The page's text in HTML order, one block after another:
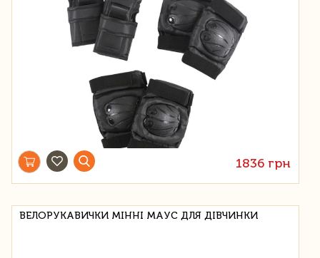
1836 грн
ВЕЛОРУКАВИЧКИ МІННІ МАУС ДЛЯ ДІВЧИНКИ